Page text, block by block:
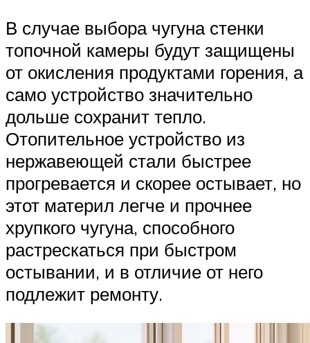
В случае выбора чугуна стенки
топочной камеры будут защищены
от окисления продуктами горения, а
само устройство значительно
дольше сохранит тепло.
Отопительное устройство из
нержавеющей стали быстрее
прогревается и скорее остывает, но
этот материл легче и прочнее
хрупкого чугуна, способного
растрескаться при быстром
остывании, и в отличие от него
подлежит ремонту.